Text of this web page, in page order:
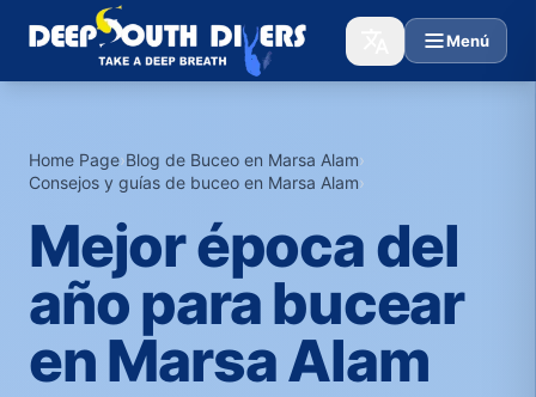
Menú
Home Page›Blog de Buceo en Marsa Alam›
Consejos y guías de buceo en Marsa Alam›
Mejor época del
año para bucear
en Marsa Alam